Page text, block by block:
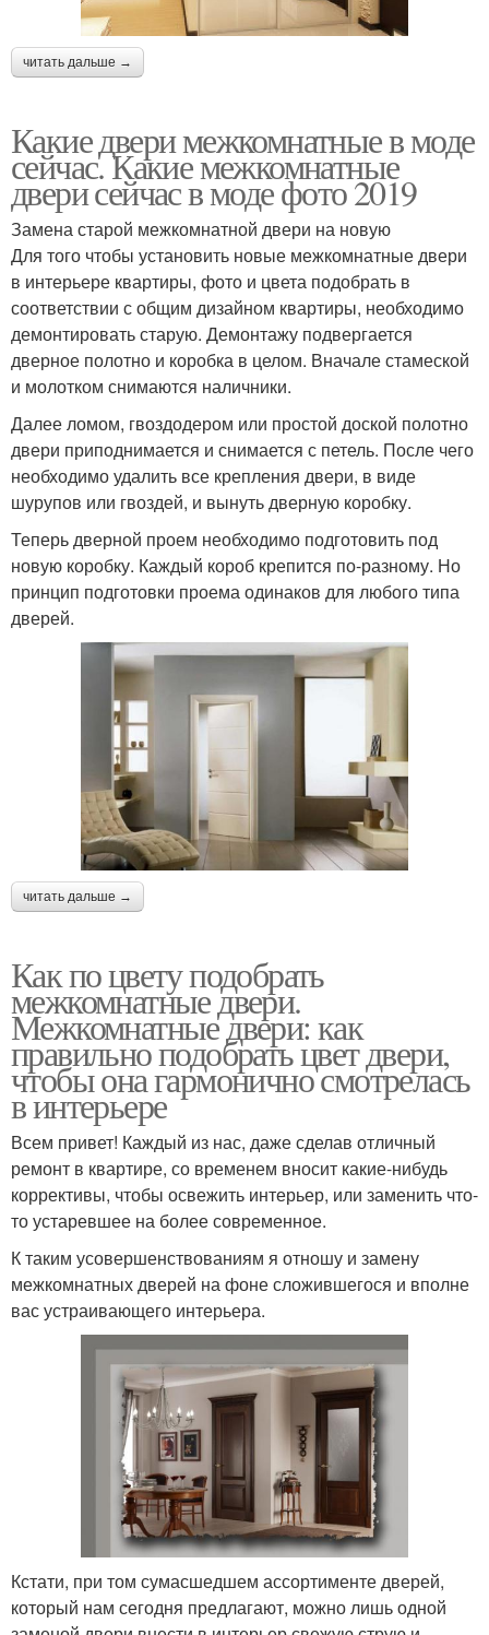
читать дальше →
Какие двери межкомнатные в моде
сейчас. Какие межкомнатные
двери сейчас в моде фото 2019
Замена старой межкомнатной двери на новую
Для того чтобы установить новые межкомнатные двери
в интерьере квартиры, фото и цвета подобрать в
соответствии с общим дизайном квартиры, необходимо
демонтировать старую. Демонтажу подвергается
дверное полотно и коробка в целом. Вначале стамеской
и молотком снимаются наличники.
Далее ломом, гвоздодером или простой доской полотно
двери приподнимается и снимается с петель. После чего
необходимо удалить все крепления двери, в виде
шурупов или гвоздей, и вынуть дверную коробку.
Теперь дверной проем необходимо подготовить под
новую коробку. Каждый короб крепится по-разному. Но
принцип подготовки проема одинаков для любого типа
дверей.
читать дальше →
Как по цвету подобрать
межкомнатные двери.
Межкомнатные двери: как
правильно подобрать цвет двери,
чтобы она гармонично смотрелась
в интерьере
Всем привет! Каждый из нас, даже сделав отличный
ремонт в квартире, со временем вносит какие-нибудь
коррективы, чтобы освежить интерьер, или заменить что-
то устаревшее на более современное.
К таким усовершенствованиям я отношу и замену
межкомнатных дверей на фоне сложившегося и вполне
вас устраивающего интерьера.
Кстати, при том сумасшедшем ассортименте дверей,
который нам сегодня предлагают, можно лишь одной